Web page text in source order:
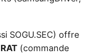
SOGU.SEC) offre
RAT (commande